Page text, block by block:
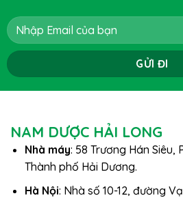
NAM DƯỢC HẢI LONG
Nhà máy: 58 Trương Hán Siêu,
Thành phố Hải Dương.
Hà Nội: Nhà số 10-12, đường